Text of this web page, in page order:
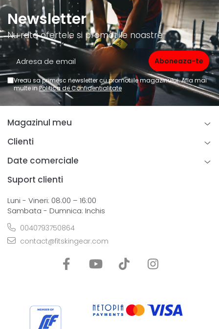
Newsletter
Nu rata ofertele si promotiile noastre
Vreau sa primesc newsletter cu promotiile magazinului. Afla mai
multe inPolitica de Confidentialitate
Magazinul meu
Clienti
Date comerciale
Suport clienti
Luni - Vineri: 08:00 – 16:00
Sambata - Dumnica: Inchis
0040793750864
contact@fitskingear.com